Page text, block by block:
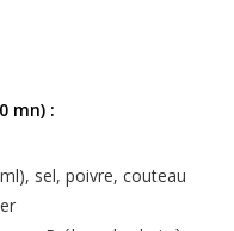
mn) :
sel, poivre, couteau